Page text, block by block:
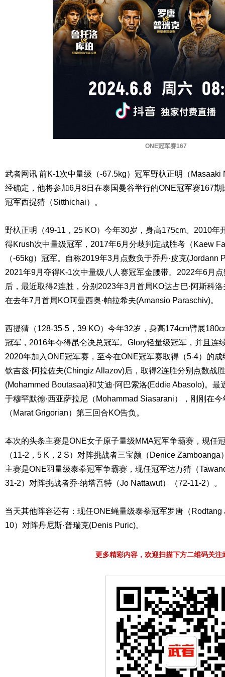
ONE冠军赛167
武者网讯 前K-1次中量级（-67.5kg）冠军野杁正明（
经确定，他将参加6月8日在泰国曼谷举行的ONE冠军赛167
冠军西提猜（Sitthichai）。
野杁正明（49-11，25 KO）今年30岁，身高175cm。2010年
得Krush次中量级冠军，2017年6月分歧判定战胜考（Kaew
（-65kg）冠军。自称2019年3月点数负于乔丹·皮克(Jordann
2021年9月夺得K-1次中量级八人赛冠军金腰带。2022年6月
后，最近取得2连胜，分别2023年3月首局KO达占巴·阿斯科
在去年7月首局KO阿曼西奥·帕拉希夫(Amansio Paraschiv)。
西提猜（128-35-5，39 KO）今年32岁，身高174cm臂展
冠军，2016年夺得昆仑决总冠军。Glory轻量级冠军，并且连
2020年加入ONE冠军赛，至今在ONE冠军赛取得（5-4）的
钦吉兹·阿拉佐夫(Chingiz Allazov)后，取得2连胜分别点数战
(Mohammed Boutasaa)和艾迪·阿巴索洛(Eddie Abasolo)。
于穆罕默德·西亚萨拉尼（Mohammad Siasarani），刚刚在
（Marat Grigorian）第三回合KO告负。
本次的头条主赛是ONE女子原子量级MMA冠军争霸赛，现任
（11-2，5 K，2 S）对阵挑战者三宝颜（Denice
主赛是ONE羽量级泰拳冠军争霸赛，现任冠军达万猜（
31-2）对阵挑战者乔·纳塔吾特（Jo Nattawut）（72-11-2）。
当天其他阵容还有：现任ONE蝇量级泰拳冠军罗唐（
10）对阵丹尼斯·普瑞克(Denis Puric)。
更多精彩内容，欢迎扫描下方二维码关注